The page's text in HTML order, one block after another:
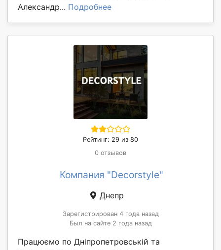
Александр... Подробнее
Рейтинг: 29 из 80
0 отзывов
Компания "Decorstyle"
Днепр
Зарегистрирован 4 года назад
Был на сайте 2 года назад
Працюємо по Дніпропетровській та